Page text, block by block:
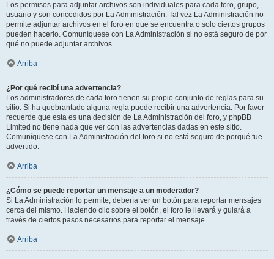
Los permisos para adjuntar archivos son individuales para cada foro, grupo,
usuario y son concedidos por La Administración. Tal vez La Administración no
permite adjuntar archivos en el foro en que se encuentra o solo ciertos grupos
pueden hacerlo. Comuníquese con La Administración si no está seguro de por
qué no puede adjuntar archivos.
Arriba
¿Por qué recibí una advertencia?
Los administradores de cada foro tienen su propio conjunto de reglas para su
sitio. Si ha quebrantado alguna regla puede recibir una advertencia. Por favor
recuerde que esta es una decisión de La Administración del foro, y phpBB
Limited no tiene nada que ver con las advertencias dadas en este sitio.
Comuníquese con La Administración del foro si no está seguro de porqué fue
advertido.
Arriba
¿Cómo se puede reportar un mensaje a un moderador?
Si La Administración lo permite, debería ver un botón para reportar mensajes
cerca del mismo. Haciendo clic sobre el botón, el foro le llevará y guiará a
través de ciertos pasos necesarios para reportar el mensaje.
Arriba